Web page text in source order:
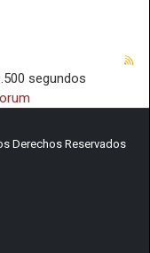
segundos
Derechos Reservados